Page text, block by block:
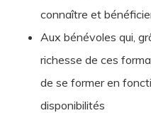
connaître et
Aux bénévoles qui,
richesse de ces
de se former en
disponibilités